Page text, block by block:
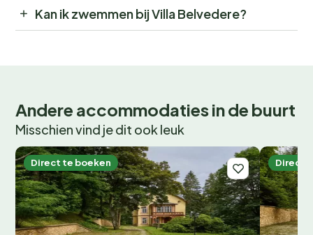
Kan ik zwemmen bij Villa Belvedere?
Andere accommodaties in de buurt
Misschien vind je dit ook leuk
Direct te boeken Direct